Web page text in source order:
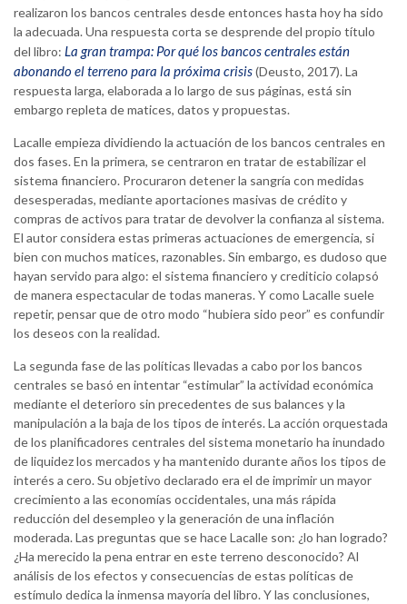
realizaron los bancos centrales desde entonces hasta hoy ha sido
la adecuada. Una respuesta corta se desprende del propio título
del libro: La gran trampa: Por qué los bancos centrales están
abonando el terreno para la próxima crisis(Deusto, 2017). La
respuesta larga, elaborada a lo largo de sus páginas, está sin
embargo repleta de matices, datos y propuestas.
Lacalle empieza dividiendo la actuación de los bancos centrales en
dos fases. En la primera, se centraron en tratar de estabilizar el
sistema financiero. Procuraron detener la sangría con medidas
desesperadas, mediante aportaciones masivas de crédito y
compras de activos para tratar de devolver la confianza al sistema.
El autor considera estas primeras actuaciones de emergencia, si
bien con muchos matices, razonables. Sin embargo, es dudoso que
hayan servido para algo: el sistema financiero y crediticio colapsó
de manera espectacular de todas maneras. Y como Lacalle suele
repetir, pensar que de otro modo “hubiera sido peor” es confundir
los deseos con la realidad.
La segunda fase de las políticas llevadas a cabo por los bancos
centrales se basó en intentar “estimular” la actividad económica
mediante el deterioro sin precedentes de sus balances y la
manipulación a la baja de los tipos de interés. La acción orquestada
de los planificadores centrales del sistema monetario ha inundado
de liquidez los mercados y ha mantenido durante años los tipos de
interés a cero. Su objetivo declarado era el de imprimir un mayor
crecimiento a las economías occidentales, una más rápida
reducción del desempleo y la generación de una inflación
moderada. Las preguntas que se hace Lacalle son: ¿lo han logrado?
¿Ha merecido la pena entrar en este terreno desconocido? Al
análisis de los efectos y consecuencias de estas políticas de
estímulo dedica la inmensa mayoría del libro. Y las conclusiones,